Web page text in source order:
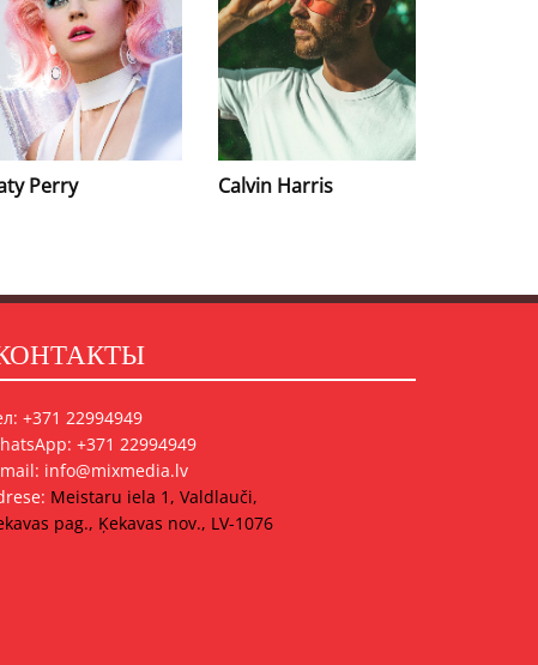
Harris Rihanna
+371 22994949
+371 22994949
info@mixmedia.lv
Meistaru iela 1, Valdlauči,
pag., Ķekavas nov., LV-1076